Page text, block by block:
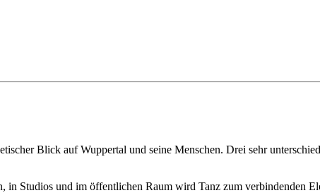
Blick auf Wuppertal und seine Menschen. Drei sehr
Studios und im öffentlichen Raum wird Tanz zum verbindenden